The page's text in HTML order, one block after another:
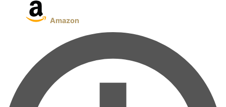
Amazon